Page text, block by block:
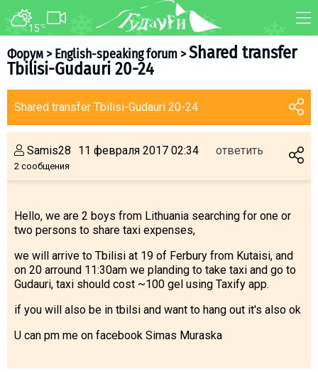
15°C
Форум>English-speaking forum>Shared transfer
Tbilisi-Gudauri 20-24
Shared transfer Tbilisi-Gudauri 20-24
Samis28
2 сообщения
11 февраля 2017 02:34 ответить
Hello, we are 2 boys from Lithuania searching for one or
two persons to share taxi expenses,
we will arrive to Tbilisi at 19 of Ferbury from Kutaisi, and
on 20 arround 11:30am we planding to take taxi and go to
Gudauri, taxi should cost ~100 gel using Taxify app.
if you will also be in tbilsi and want to hang out it's also ok
U can pm me on facebook Simas Muraska
ФОРУМ КАРТА
ТРАНСФЕР
О курорте
Схема трасс
Инструкторы
Прокат
Дети в Гудаури
Развлечения
Календарь событий
Телеграм-канал
Гудаури
INFO